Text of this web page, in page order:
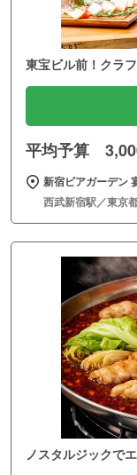
東宝ビル前！クラ
平均予算
新宿ビアガーデン
西武新宿駅／東京
ノスタルジックで